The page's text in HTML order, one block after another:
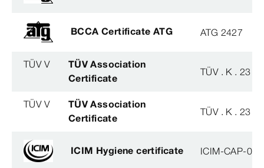
BCCA Certificate ATG ATG 2427
TÜV V
TÜV Association
Certificate
TÜV . K . 23 -
TÜV V
TÜV Association
Certificate
TÜV . K . 23 -
ICIM Hygiene certificate ICIM-CAP-